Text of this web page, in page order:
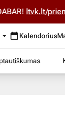
ltvk.lt/
Kalendorius